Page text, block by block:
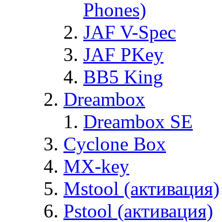
Phones)
JAF V-Spec
JAF PKey
BB5 King
Dreambox
Dreambox SE
Cyclone Box
MX-key
Mstool (активация)
Pstool (активация)